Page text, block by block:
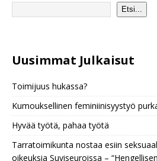
Etsi...
Uusimmat Julkaisut
Toimijuus hukassa?
Kumouksellinen feminiinisyystyö
Hyvää työtä, pahaa työtä
Tarratoimikunta nostaa esiin
oikeuksia Suviseuroissa –